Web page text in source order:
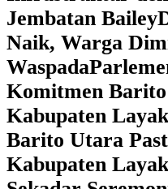
Jembatan Bailey
Naik, Warga
Waspada
Komitmen
Kabupaten
Barito Utara
Kabupaten